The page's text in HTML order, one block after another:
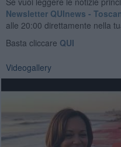
Newsletter QUInews -
alle 20:00 direttamente nella
Basta cliccare QUI
Videogallery